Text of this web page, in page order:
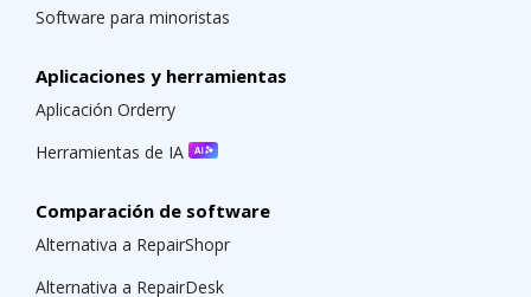
Software para minoristas
Aplicaciones y herramientas
Aplicación Orderry
Herramientas de IA
Comparación de software
Alternativa a RepairShopr
Alternativa a RepairDesk